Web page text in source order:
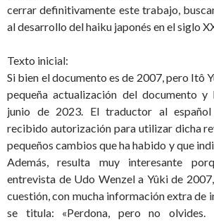
cerrar definitivamente este trabajo,
al desarrollo del haiku japonés en el siglo
Texto inicial:
Si bien el documento es de 2007, pero Itô
pequeña actualización del documento
junio de 2023. El traductor al
recibido autorización para utilizar dicha
pequeños cambios que ha habido y que
Además, resulta muy interesante
entrevista de Udo Wenzel a Yûki de
cuestión, con mucha información extra de
se titula: «Perdona, pero no olvides.